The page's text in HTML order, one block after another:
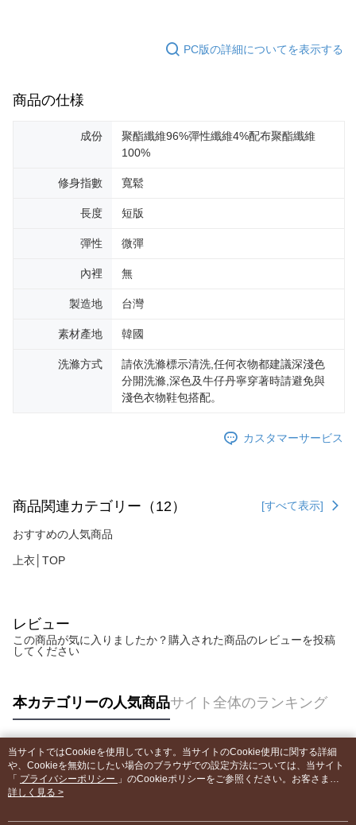
PC版の詳細についてを表示する
商品の仕様
成份
聚酯纖維96%彈性纖維4%配布聚酯纖維
100%
修身指數 寬鬆
長度 短版
彈性 微彈
內裡 無
製造地 台灣
素材產地 韓國
洗滌方式
請依洗滌標示清洗,任何衣物都建議深淺色
分開洗滌,深色及牛仔丹寧穿著時請避免與
淺色衣物鞋包搭配。
カスタマーサービス
商品関連カテゴリー（12） [すべて表示]
おすすめの人気商品
上衣│TOP
レビュー
この商品が気に入りましたか？購入された商品のレビューを投稿
してください
本カテゴリーの人気商品サイト全体のランキング
人気タグ
当サイトではCookieを使用しています。当サイトのCookie使用に関する詳細
や、Cookieを無効にしたい場合のブラウザでの設定方法については、当サイト
「 プライバシーポリシー 」のCookieポリシーをご参照ください。お客さま
が、当サイトを引き続き使用される場合、当社がサイト利用規約のCookieポリ
詳しく見る >